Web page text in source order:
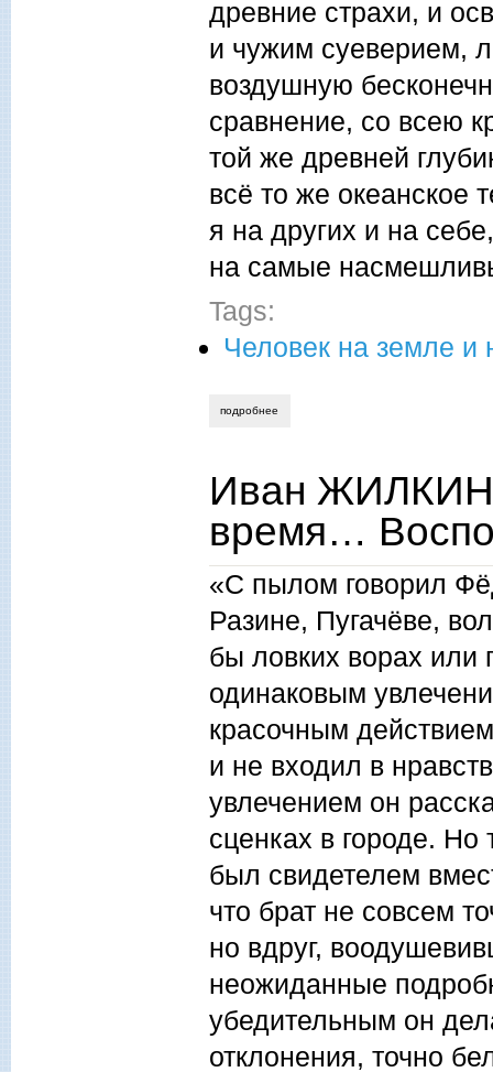
древние страхи, и
и чужим суеверием,
воздушную
сравнение, со всею
той же древней
всё то же океанское
я на других и на
на самые
Tags:
Человек на земле и
подробнее
Иван
время…
«С пылом говорил
Разине, Пугачёве,
бы ловких ворах или
одинаковым
красочным
и не входил в
увлечением он
сценках в городе.
был свидетелем
что брат не совсем
но вдруг,
неожиданные
убедительным он
отклонения, точно